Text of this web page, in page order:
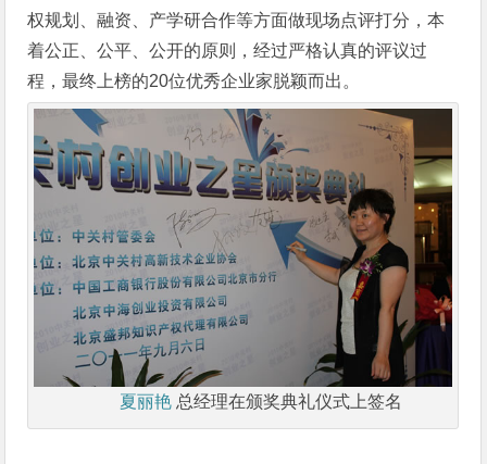
权规划、融资、产学研合作等方面做现场点评打分，本
着公正、公平、公开的原则，经过严格认真的评议过
程，最终上榜的20位优秀企业家脱颖而出。
夏丽艳 总经理在颁奖典礼仪式上签名